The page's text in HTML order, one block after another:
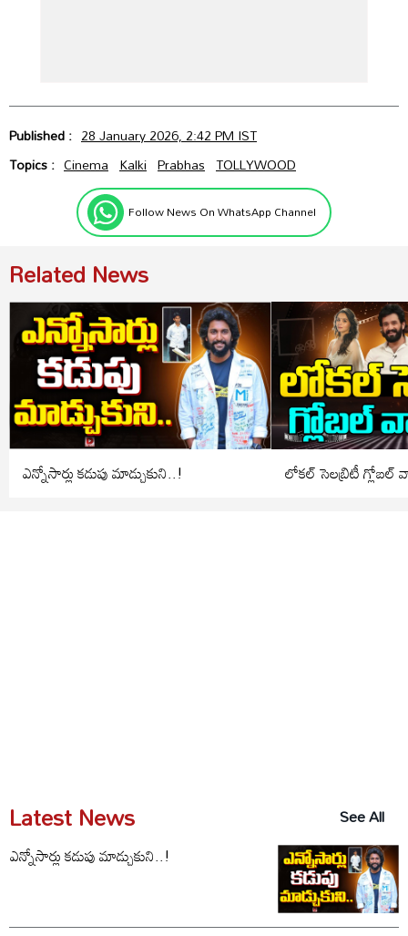
Published : 28 January 2026, 2:42 PM IST
Topics : Cinema Kalki Prabhas TOLLYWOOD
Follow News On WhatsApp Channel
Related News
ఎన్నోసార్లు కడుపు మాడ్చుకుని..! లోకల్ సెలబ్రిటీ గ్లోబల్
Latest News
See All
ఎన్నోసార్లు కడుపు మాడ్చుకుని..!